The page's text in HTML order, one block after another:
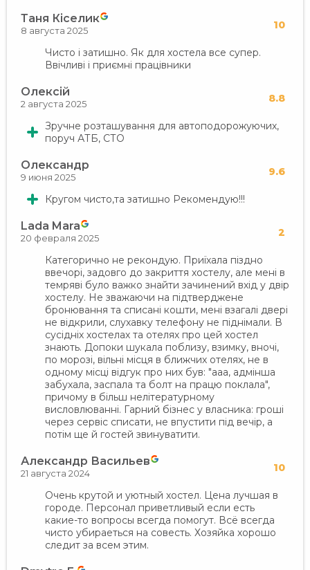
Таня Кіселик 10
8 августа 2025
Чисто і затишно. Як для хостела все супер.
Ввічливі і приємні працівники
Олексій 8.8
2 августа 2025
Зручне розташування для автоподорожуючих,
поруч АТБ, СТО
Олександр 9.6
9 июня 2025
Кругом чисто,та затишно Рекомендую!!!
Lada Mara 2
20 февраля 2025
Категорично не рекондую. Приїхала піздно
ввечорі, задовго до закриття хостелу, але мені в
темряві було важко знайти зачинений вхід у двір
хостелу. Не зважаючи на підтверджене
бронювання та списані кошти, мені взагалі двері
не відкрили, слухавку телефону не піднімали. В
сусідніх хостелах та отелях про цей хостел
знають. Допоки шукала поблизу, взимку, вночі,
по морозі, вільні місця в ближчих отелях, не в
одному місці відгук про них був: "ааа, адмінша
забухала, заспала та болт на працю поклала",
причому в більш нелітературному
висловлюванні. Гарний бізнес у власника: гроші
через сервіс списати, не впустити під вечір, а
потім ще й гостей звинуватити.
Александр Васильев 10
21 августа 2024
Очень крутой и уютный хостел. Цена лучшая в
городе. Персонал приветливый если есть
какие-то вопросы всегда помогут. Всё всегда
чисто убираеться на совесть. Хозяйка хорошо
следит за всем этим.